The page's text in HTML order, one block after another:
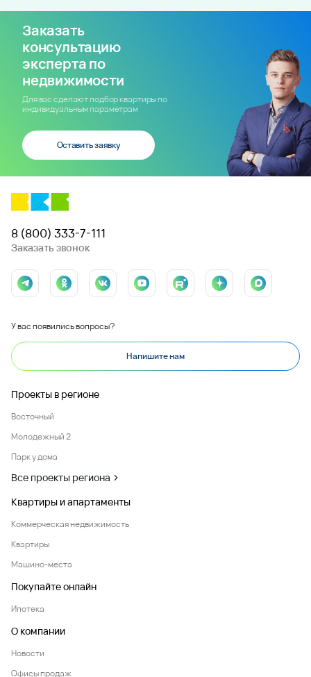
Заказать
консультацию
эксперта по
недвижимости
Для вас сделают подбор квартиры по
индивидуальным параметрам
Оставить заявку
8 (800) 333-7-111
Заказать звонок
У вас появились вопросы?
Напишите нам
Проекты в регионе
Восточный
Молодежный 2
Парк у дома
Все проекты региона
Квартиры и апартаменты
Коммерческая недвижимость
Квартиры
Машино-места
Покупайте онлайн
Ипотека
О компании
Новости
Офисы продаж